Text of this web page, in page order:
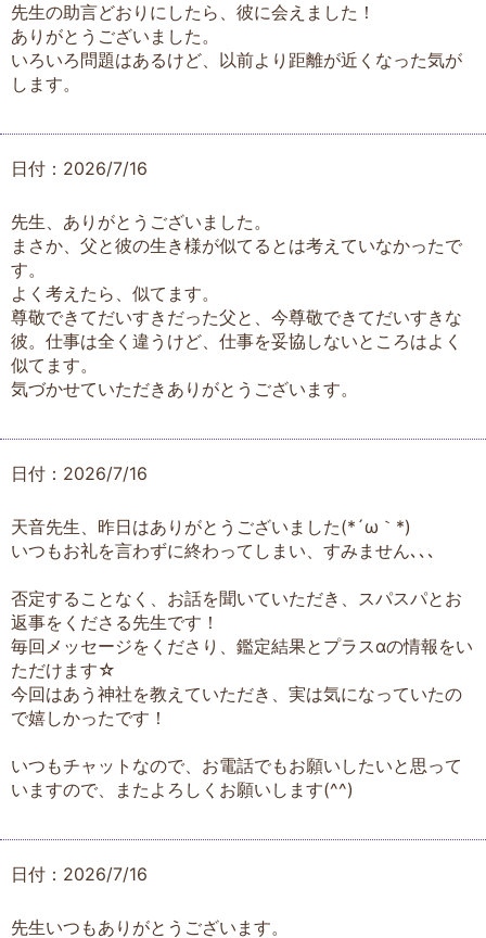
先生の助言どおりにしたら、彼に会えました！
ありがとうございました。
いろいろ問題はあるけど、以前より距離が近くなった気が
します。
日付：2026/7/16
先生、ありがとうございました。
まさか、父と彼の生き様が似てるとは考えていなかったで
す。
よく考えたら、似てます。
尊敬できてだいすきだった父と、今尊敬できてだいすきな
彼。仕事は全く違うけど、仕事を妥協しないところはよく
似てます。
気づかせていただきありがとうございます。
日付：2026/7/16
天音先生、昨日はありがとうございました(*´ω｀*)
いつもお礼を言わずに終わってしまい、すみません､､､
否定することなく、お話を聞いていただき、スパスパとお
返事をくださる先生です！
毎回メッセージをくださり、鑑定結果とプラスαの情報をい
ただけます☆
今回はあう神社を教えていただき、実は気になっていたの
で嬉しかったです！
いつもチャットなので、お電話でもお願いしたいと思って
いますので、またよろしくお願いします(^^)
日付：2026/7/16
先生いつもありがとうございます。